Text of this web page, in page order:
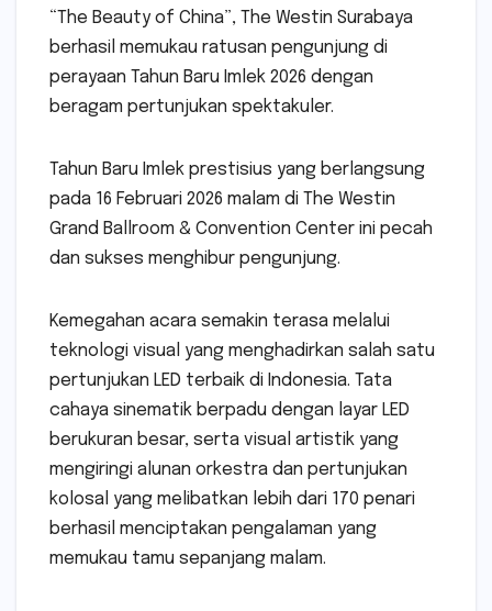
“The Beauty of China”, The Westin Surabaya
berhasil memukau ratusan pengunjung di
perayaan Tahun Baru Imlek 2026 dengan
beragam pertunjukan spektakuler.
Tahun Baru Imlek prestisius yang berlangsung
pada 16 Februari 2026 malam di The Westin
Grand Ballroom & Convention Center ini pecah
dan sukses menghibur pengunjung.
Kemegahan acara semakin terasa melalui
teknologi visual yang menghadirkan salah satu
pertunjukan LED terbaik di Indonesia. Tata
cahaya sinematik berpadu dengan layar LED
berukuran besar, serta visual artistik yang
mengiringi alunan orkestra dan pertunjukan
kolosal yang melibatkan lebih dari 170 penari
berhasil menciptakan pengalaman yang
memukau tamu sepanjang malam.